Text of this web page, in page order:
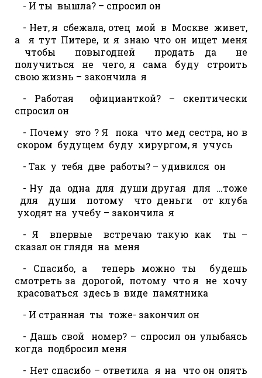
- И ты вышла? – спросил он
- Нет, я сбежала, отец мой в Москве живет,
а я тут Питере, и я знаю что он ищет меня
чтобы повыгодней продать да не
получиться не чего, я сама буду строить
свою жизнь – закончила я
- Работая официанткой? – скептически
спросил он
- Почему это ? Я пока что мед сестра, но в
скором будущем буду хирургом, я учусь
- Так у тебя две работы? – удивился он
- Ну да одна для души другая для …тоже
для души потому что деньги от клуба
уходят на учебу – закончила я
- Я впервые встречаю такую как ты –
сказал он глядя на меня
- Спасибо, а теперь можно ты будешь
смотреть за дорогой, потому что я не хочу
красоваться здесь в виде памятника
- И странная ты тоже- закончил он
- Дашь свой номер? – спросил он улыбаясь
когда подбросил меня
- Нет спасибо – ответила я на что он опять